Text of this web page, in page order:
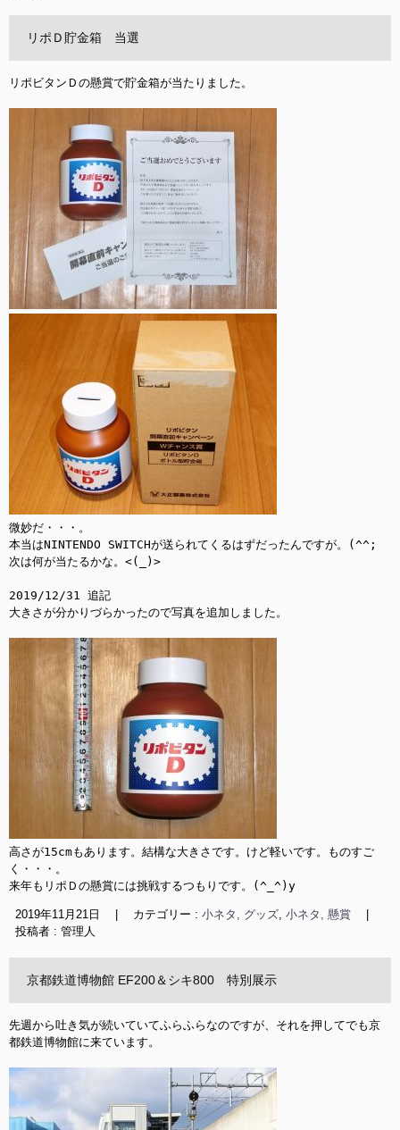
リポＤ貯金箱 当選
リポビタンＤの懸賞で貯金箱が当たりました。
微妙だ・・・。
本当はNINTENDO SWITCHが送られてくるはずだったんですが。(^^;
次は何が当たるかな。<(_)>
2019/12/31 追記
大きさが分かりづらかったので写真を追加しました。
高さが15cmもあります。結構な大きさです。けど軽いです。ものすご
く・・・。
来年もリポＤの懸賞には挑戦するつもりです。(^_^)y
2019年11月21日 カテゴリー : 小ネタ, グッズ, 小ネタ, 懸賞
投稿者 : 管理人
京都鉄道博物館 EF200＆シキ800 特別展示
先週から吐き気が続いていてふらふらなのですが、それを押してでも京
都鉄道博物館に来ています。